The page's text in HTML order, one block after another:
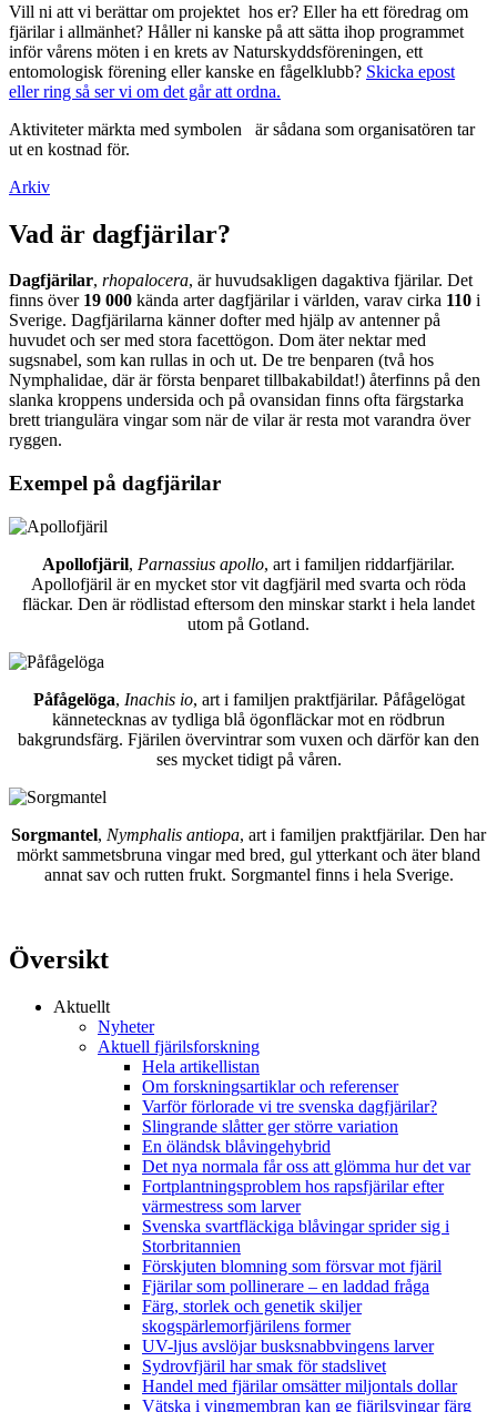
Vill ni att vi berättar om projektet hos er? Eller ha ett föredrag om
fjärilar i allmänhet? Håller ni kanske på att sätta ihop programmet
inför vårens möten i en krets av Naturskyddsföreningen, ett
entomologisk förening eller kanske en fågelklubb? Skicka epost
eller ring så ser vi om det går att ordna.
Aktiviteter märkta med symbolen
är sådana som organisatören tar
ut en kostnad för.
Arkiv
Vad är dagfjärilar?
Dagfjärilar, rhopalocera, är huvudsakligen dagaktiva fjärilar. Det
finns över 19 000 kända arter dagfjärilar i världen, varav cirka 110 i
Sverige. Dagfjärilarna känner dofter med hjälp av antenner på
huvudet och ser med stora facettögon. Dom äter nektar med
sugsnabel, som kan rullas in och ut. De tre benparen (två hos
Nymphalidae, där är första benparet tillbakabildat!) återfinns på den
slanka kroppens undersida och på ovansidan finns ofta färgstarka
brett triangulära vingar som när de vilar är resta mot varandra över
ryggen.
Exempel på dagfjärilar
Apollofjäril, Parnassius apollo, art i familjen riddarfjärilar.
Apollofjäril är en mycket stor vit dagfjäril med svarta och röda
fläckar. Den är rödlistad eftersom den minskar starkt i hela landet
utom på Gotland.
Påfågelöga, Inachis io, art i familjen praktfjärilar. Påfågelögat
kännetecknas av tydliga blå ögonfläckar mot en rödbrun
bakgrundsfärg. Fjärilen övervintrar som vuxen och därför kan den
ses mycket tidigt på våren.
Sorgmantel, Nymphalis antiopa, art i familjen praktfjärilar. Den har
mörkt sammetsbruna vingar med bred, gul ytterkant och äter bland
annat sav och rutten frukt. Sorgmantel finns i hela Sverige.
Översikt
Aktuellt
Nyheter
Aktuell fjärilsforskning
Hela artikellistan
Om forskningsartiklar och referenser
Varför förlorade vi tre svenska dagfjärilar?
Slingrande slåtter ger större variation
En öländsk blåvingehybrid
Det nya normala får oss att glömma hur det var
Fortplantningsproblem hos rapsfjärilar efter
värmestress som larver
Svenska svartfläckiga blåvingar sprider sig i
Storbritannien
Förskjuten blomning som försvar mot fjäril
Fjärilar som pollinerare – en laddad fråga
Färg, storlek och genetik skiljer
skogspärlemorfjärilens former
UV-ljus avslöjar busksnabbvingens larver
Sydrovfjäril har smak för stadslivet
Handel med fjärilar omsätter miljontals dollar
Vätska i vingmembran kan ge fjärilsvingar färg